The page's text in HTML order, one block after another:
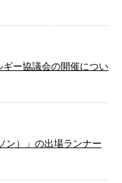
ー協議会の開催につい
ン）」の出場ランナー